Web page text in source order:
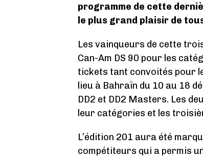
programme de cette
le plus grand plaisir de
Les vainqueurs de cette
Can-Am DS 90 pour les
tickets tant convoités pour
lieu à Bahraïn du 10 au 18
DD2 et DD2 Masters. Les
leur catégories et les
L’édition 201 aura été
compétiteurs qui a permis